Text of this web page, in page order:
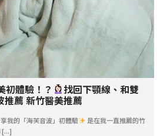
初體驗！？ 找回下顎線、和雙
推薦 新竹醫美推薦
我的「海芙音波」初體驗
是在我一直推薦的竹
[...]